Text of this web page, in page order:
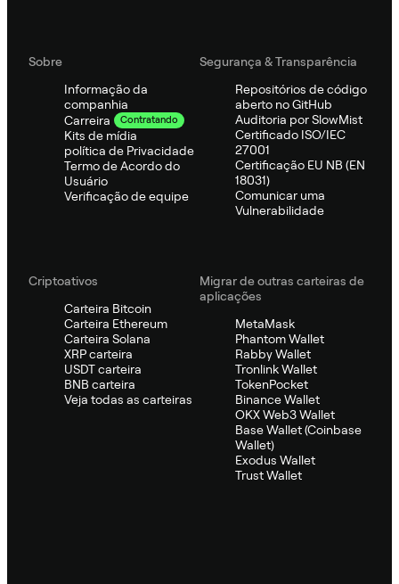
Sobre
Informação da
companhia
Carreira
Contratando
Kits de mídia
política de Privacidade
Termo de Acordo do
Usuário
Verificação de equipe
Segurança & Transparência
Repositórios de código
aberto no GitHub
Auditoria por SlowMist
Certificado ISO/IEC
27001
Certificação EU NB (EN
18031)
Comunicar uma
Vulnerabilidade
Criptoativos
Carteira Bitcoin
Carteira Ethereum
Carteira Solana
XRP carteira
USDT carteira
BNB carteira
Veja todas as carteiras
Migrar de outras carteiras de
aplicações
MetaMask
Phantom Wallet
Rabby Wallet
Tronlink Wallet
TokenPocket
Binance Wallet
OKX Web3 Wallet
Base Wallet (Coinbase
Wallet)
Exodus Wallet
Trust Wallet